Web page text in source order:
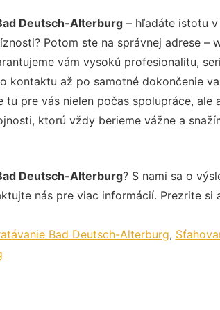
Deutsch-Alterburg– hľadáte istotu v
Potom ste na správnej adrese –
vám vysokú profesionalitu,
kontaktu až po samotné dokončenie
tu pre vás nielen počas spolupráce, ale
ktorú vždy berieme vážne a
Deutsch-Alterburg? S nami sa o
nás pre viac informácií. Prezrite si
Bad Deutsch-Alterburg,